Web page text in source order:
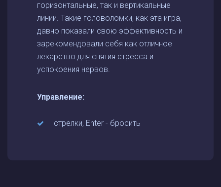
горизонтальные, так и вертикальные
линии. Такие головоломки, как эта игра,
давно показали свою эффективность и
зарекомендовали себя как отличное
лекарство для снятия стресса и
успокоения нервов.
Управление:
стрелки, Enter - бросить